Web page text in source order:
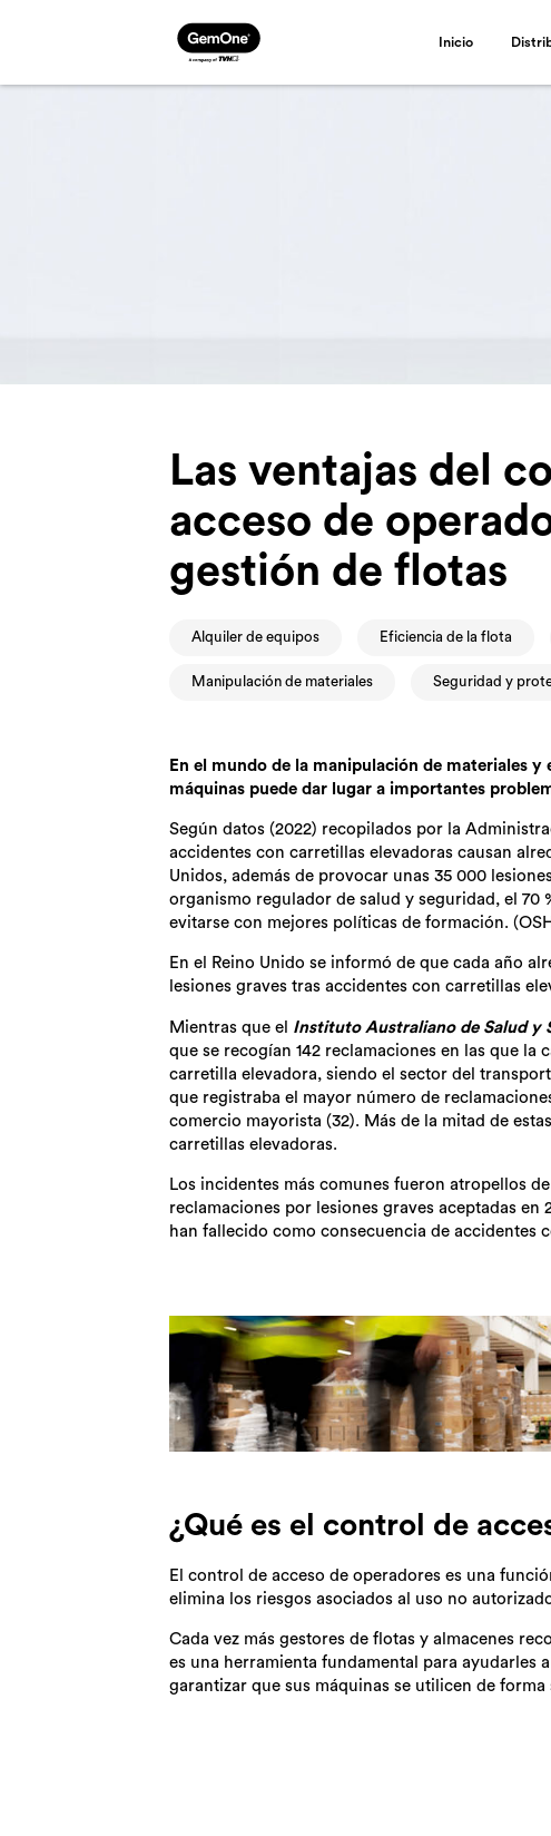
Inicio
Las ventajas del
acceso de
gestión de flotas
Alquiler de equipos Eficiencia de la flota
Manipulación de materiales Seguridad y
En el mundo de la manipulación de materiales
máquinas puede dar lugar a importantes
Según datos (2022) recopilados por la
accidentes con carretillas elevadoras causan
Unidos, además de provocar unas 35 000
organismo regulador de salud y seguridad, el 70
evitarse con mejores políticas de formación.
En el Reino Unido se informó de que cada año
lesiones graves tras accidentes con carretillas
Mientras que el Instituto Australiano de Salud y
que se recogían 142 reclamaciones en las que la
carretilla elevadora, siendo el sector del
que registraba el mayor número de
comercio mayorista (32). Más de la mitad de
carretillas elevadoras.
Los incidentes más comunes fueron atropellos
reclamaciones por lesiones graves aceptadas
han fallecido como consecuencia de accidentes
¿Qué es el control de
El control de acceso de operadores es una
elimina los riesgos asociados al uso no
Cada vez más gestores de flotas y almacenes
es una herramienta fundamental para ayudarles
garantizar que sus máquinas se utilicen de forma